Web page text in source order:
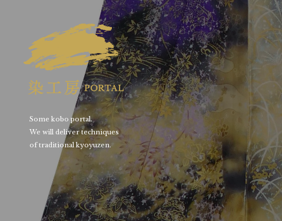
Some kobo portal.
We will deliver techniques
of traditional kyoyuzen.